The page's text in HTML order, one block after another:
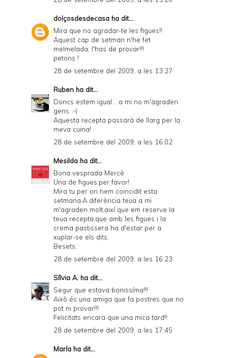
dolçosdesdecasa ha dit...
Mira que no agradar-te les figues!!
Aquest cap de setman n'he fet
melmelada, l'has de provar!!!
petons !
28 de setembre del 2009, a les 13:27
Ruben ha dit...
Doncs estem igual... a mi no m'agraden
gens :-(
Aquesta recepta passarà de llarg per la
meva cuina!
28 de setembre del 2009, a les 16:02
Mesilda ha dit...
Bona vesprada Mercè
Una de figues,per favor!
Mira tu per on hem coincidit esta
setmana.A diferència teua a mi
m'agraden molt,així que em reserve la
teua recepta,que amb les figues i la
crema pastissera ha d'estar per a
xuplar-se els dits.
Besets.
28 de setembre del 2009, a les 16:23
Sílvia A. ha dit...
Segur que estava bonissíma!!!
Això és una amiga que fa postres que no
pot ni provar!!!
Felicitats encara que una mica tard!!
28 de setembre del 2009, a les 17:45
María ha dit...